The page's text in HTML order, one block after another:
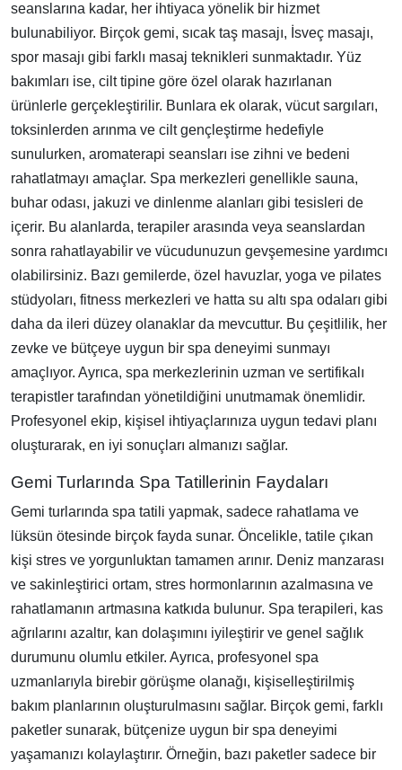
seanslarına kadar, her ihtiyaca yönelik bir hizmet
bulunabiliyor. Birçok gemi, sıcak taş masajı, İsveç masajı,
spor masajı gibi farklı masaj teknikleri sunmaktadır. Yüz
bakımları ise, cilt tipine göre özel olarak hazırlanan
ürünlerle gerçekleştirilir. Bunlara ek olarak, vücut sargıları,
toksinlerden arınma ve cilt gençleştirme hedefiyle
sunulurken, aromaterapi seansları ise zihni ve bedeni
rahatlatmayı amaçlar. Spa merkezleri genellikle sauna,
buhar odası, jakuzi ve dinlenme alanları gibi tesisleri de
içerir. Bu alanlarda, terapiler arasında veya seanslardan
sonra rahatlayabilir ve vücudunuzun gevşemesine yardımcı
olabilirsiniz. Bazı gemilerde, özel havuzlar, yoga ve pilates
stüdyoları, fitness merkezleri ve hatta su altı spa odaları gibi
daha da ileri düzey olanaklar da mevcuttur. Bu çeşitlilik, her
zevke ve bütçeye uygun bir spa deneyimi sunmayı
amaçlıyor. Ayrıca, spa merkezlerinin uzman ve sertifikalı
terapistler tarafından yönetildiğini unutmamak önemlidir.
Profesyonel ekip, kişisel ihtiyaçlarınıza uygun tedavi planı
oluşturarak, en iyi sonuçları almanızı sağlar.
Gemi Turlarında Spa Tatillerinin Faydaları
Gemi turlarında spa tatili yapmak, sadece rahatlama ve
lüksün ötesinde birçok fayda sunar. Öncelikle, tatile çıkan
kişi stres ve yorgunluktan tamamen arınır. Deniz manzarası
ve sakinleştirici ortam, stres hormonlarının azalmasına ve
rahatlamanın artmasına katkıda bulunur. Spa terapileri, kas
ağrılarını azaltır, kan dolaşımını iyileştirir ve genel sağlık
durumunu olumlu etkiler. Ayrıca, profesyonel spa
uzmanlarıyla birebir görüşme olanağı, kişiselleştirilmiş
bakım planlarının oluşturulmasını sağlar. Birçok gemi, farklı
paketler sunarak, bütçenize uygun bir spa deneyimi
yaşamanızı kolaylaştırır. Örneğin, bazı paketler sadece bir